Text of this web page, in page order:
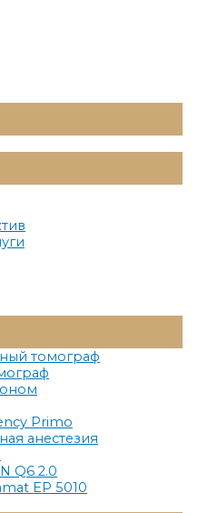
Меню
Меню
Меню
томограф
Primo
анестезия
Q6 2.0
EP 5010